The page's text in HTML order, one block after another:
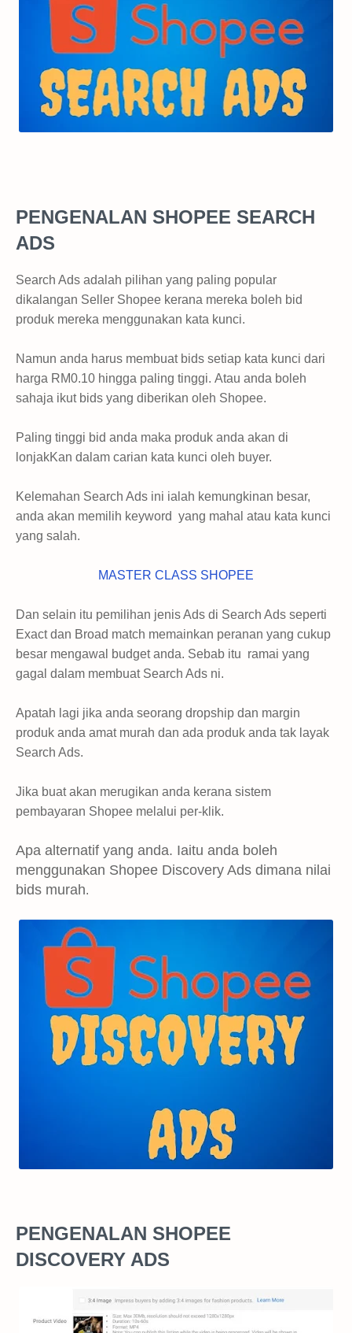
PENGENALAN SHOPEE SEARCH
ADS
Search Ads adalah pilihan yang paling popular
dikalangan Seller Shopee kerana mereka boleh bid
produk mereka menggunakan kata kunci.
Namun anda harus membuat bids setiap kata kunci dari
harga RM0.10 hingga paling tinggi. Atau anda boleh
sahaja ikut bids yang diberikan oleh Shopee.
Paling tinggi bid anda maka produk anda akan di
lonjakKan dalam carian kata kunci oleh buyer.
Kelemahan Search Ads ini ialah kemungkinan besar,
anda akan memilih keyword yang mahal atau kata kunci
yang salah.
MASTER CLASS SHOPEE
Dan selain itu pemilihan jenis Ads di Search Ads seperti
Exact dan Broad match memainkan peranan yang cukup
besar mengawal budget anda. Sebab itu ramai yang
gagal dalam membuat Search Ads ni.
Apatah lagi jika anda seorang dropship dan margin
produk anda amat murah dan ada produk anda tak layak
Search Ads.
Jika buat akan merugikan anda kerana sistem
pembayaran Shopee melalui per-klik.
Apa alternatif yang anda. Iaitu anda boleh
menggunakan Shopee Discovery Ads dimana nilai
bids murah.
PENGENALAN SHOPEE
DISCOVERY ADS